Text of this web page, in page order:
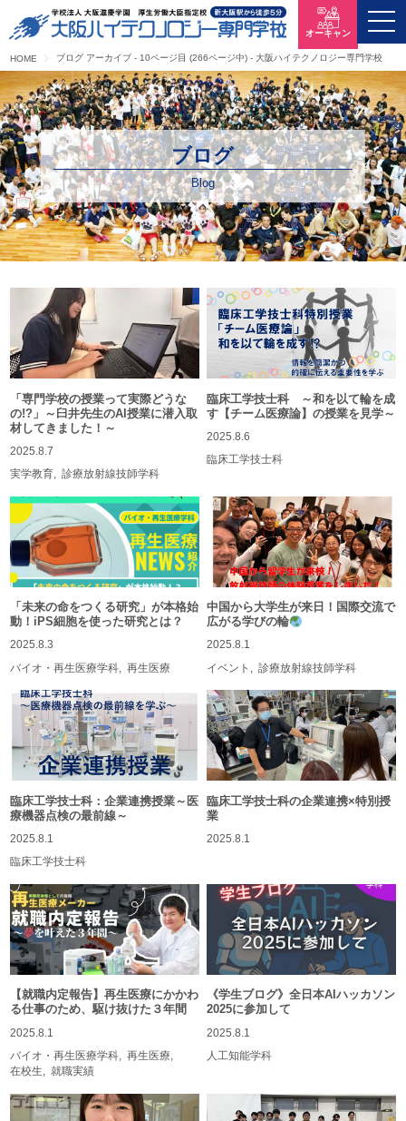
HOME ブログ アーカイブ - 10ページ目 (266ページ中) - 大阪ハイテクノロジー専門学校
オーキャン
ブログ
Blog
「専門学校の授業って実際どうな
の!?」～臼井先生のAI授業に潜入取
材してきました！～
2025.8.7
実学教育 診療放射線技師学科
臨床工学技士科 ～和を以て輪を成
す【チーム医療論】の授業を見学～
2025.8.6
臨床工学技士科
「未来の命をつくる研究」が本格始
動！iPS細胞を使った研究とは？
2025.8.3
バイオ・再生医療学科 再生医療
中国から大学生が来日！国際交流で
広がる学びの輪
2025.8.1
イベント 診療放射線技師学科
臨床工学技士科：企業連携授業～医
療機器点検の最前線～
2025.8.1
臨床工学技士科
臨床工学技士科の企業連携×特別授
業
2025.8.1
【就職内定報告】再生医療にかかわ
る仕事のため、駆け抜けた３年間
2025.8.1
バイオ・再生医療学科
再生医療
在校生
就職実績
《学生ブログ》全日本AIハッカソン
2025に参加して
2025.8.1
人工知能学科